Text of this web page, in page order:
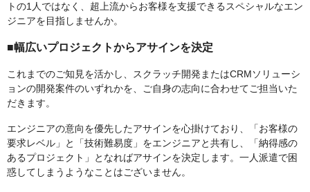
トの1人ではなく、超上流からお客様を支援できるスペシャルなエン
ジニアを目指しませんか。
■幅広いプロジェクトからアサインを決定
これまでのご知見を活かし、スクラッチ開発またはCRMソリューシ
ョンの開発案件のいずれかを、ご自身の志向に合わせてご担当いた
だきます。
エンジニアの意向を優先したアサインを心掛けており、「お客様の
要求レベル」と「技術難易度」をエンジニアと共有し、「納得感の
あるプロジェクト」となればアサインを決定します。一人派遣で困
惑してしまうようなことはございません。